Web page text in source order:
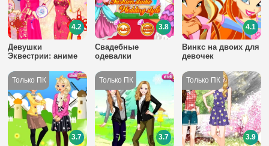
Девушки
Эквестрии: аниме
4.2
Свадебные
одевалки
3.8
Винкс на двоих для
девочек
4.1
3.7 3.7 3.9